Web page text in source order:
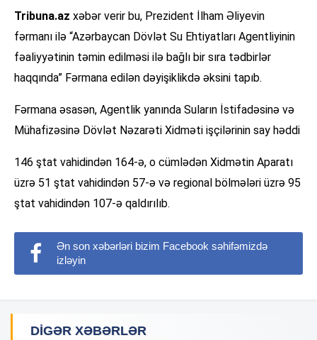
Tribuna.az xəbər verir bu, Prezident İlham Əliyevin
fərmanı ilə “Azərbaycan Dövlət Su Ehtiyatları Agentliyinin
fəaliyyətinin təmin edilməsi ilə bağlı bir sıra tədbirlər
haqqında” Fərmana edilən dəyişiklikdə əksini tapıb.
Fərmana əsasən, Agentlik yanında Suların İstifadəsinə və
Mühafizəsinə Dövlət Nəzarəti Xidməti işçilərinin say həddi
146 ştat vahidindən 164-ə, o cümlədən Xidmətin Aparatı
üzrə 51 ştat vahidindən 57-ə və regional bölmələri üzrə 95
ştat vahidindən 107-ə qaldırılıb.
Ən son xəbərləri bizim Facebook səhifəmizdə
izləyin
DIGƏR XƏBƏRLƏR